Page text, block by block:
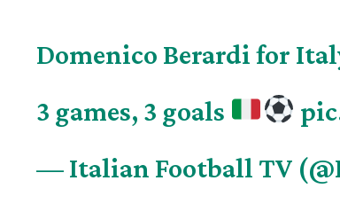
Domenico Berardi for
3 games, 3 goals
— Italian Football TV